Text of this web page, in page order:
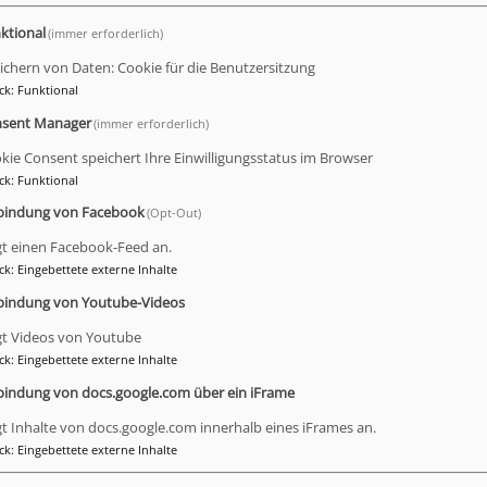
Dich Deine Eltern nach München in die aus dem
am Preysingplatz.
15 Uhr lernst Du viele frühlingshafte Songs, Lieder und
und Jugendchöre der Singschule St. Johannes,
können währenddessen z.B. einen Tag in München
beim Abschlussauftritt kannst Du Deinen Eltern dann
und gerne neue Kinder kennen lernen möchten
Chöre in Bayern e.V.
kirche.de/veranstaltungen-2/
(immer erforderlich)
von Daten: Cookie für die Benutzersitzung
: Funktional
Manager(immer erforderlich)
Consent speichert Ihre Einwilligungsstatus im Browser
: Funktional
von Facebook(Opt-Out)
einen Facebook-Feed an.
: Eingebettete externe Inhalte
von Youtube-Videos
Videos von Youtube
: Eingebettete externe Inhalte
von docs.google.com über ein iFrame
Inhalte von docs.google.com innerhalb eines iFrames an.
: Eingebettete externe Inhalte